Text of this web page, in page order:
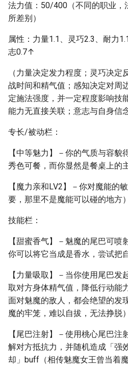
法力值：50/400（不同的职业，
所差别）
属性：力量1.1、灵巧2.3、耐力
志0.7↑
（力量决定发力程度；灵巧决
战时间和精气值；感知决定对周
定施法强度，并一定程度影响技
能力无直接关联；意志与自身信
专长/被动栏：
【中等魅力】－你的气质与容
秀色可餐，而你显然是餐桌上的
【魔力亲和LV2】－你对魔能的
要，那里不是魔能可以碰的地方）
技能栏：
【甜蜜香气】－魅魔的尾巴可
你可以将它当成是香水，尝试把
【力量吸取】－当你使用尾巴
取对方身体精气值，降低行动能
面对魅魔的敌人，都会绝望的发
魔的牢笼，难以自拔，无法挣脱）
【尾巴注射】－使用桃心尾巴
解对方抵抗力，并随机造成「强
却」buff（相传魅魔女王曾当着